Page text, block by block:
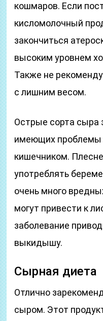
кошмаров. Если
кисломолочный
закончиться
высоким уровнем
Также не
с лишним весом.
Острые сорта
имеющих проблемы
кишечником.
употреблять
очень много
могут привести к
заболевание
выкидышу.
Сырная диета
Отлично
сыром. Этот